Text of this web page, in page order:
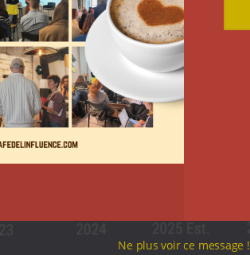
Ne plus voir ce message !